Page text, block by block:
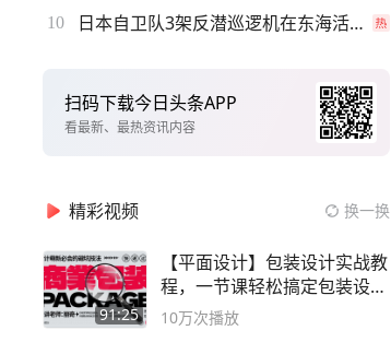
10 日本自卫队3架反潜巡逻机在东海活动
扫码下载今日头条APP
看最新、最热资讯内容
精彩视频 换一换
91:25
【平面设计】包装设计实战教
程，一节课轻松搞定包装设计
流程！
10万次播放